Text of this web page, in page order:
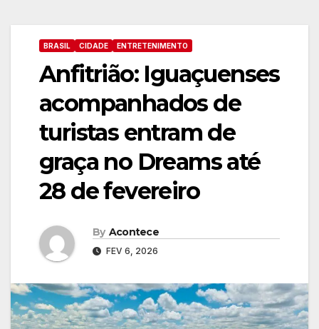
BRASIL CIDADE ENTRETENIMENTO
Anfitrião: Iguaçuenses
acompanhados de
turistas entram de
graça no Dreams até
28 de fevereiro
By Acontece
FEV 6, 2026